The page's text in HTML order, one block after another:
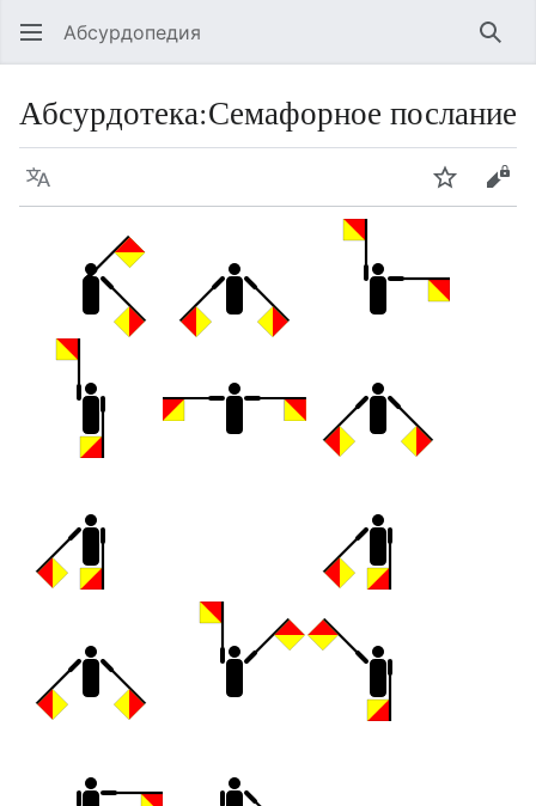
Абсурдопедия
Абсурдотека:Семафорное послание
Язык